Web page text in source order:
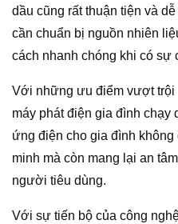
dầu cũng rất thuận tiện và
cần chuẩn bị nguồn nhiên
cách nhanh chóng khi có
Với những ưu điểm vượt trội
máy phát điện gia đình chạy
ứng điện cho gia đình
minh mà còn mang lại an
người tiêu dùng.
Với sự tiến bộ của công